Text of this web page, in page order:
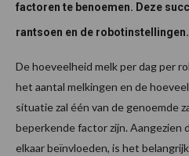
factoren te benoemen. Deze
rantsoen en de robotinstellingen.
De hoeveelheid melk per dag per
het aantal melkingen en de
situatie zal één van de genoemde
beperkende factor zijn. Aangezien
elkaar beïnvloeden, is het